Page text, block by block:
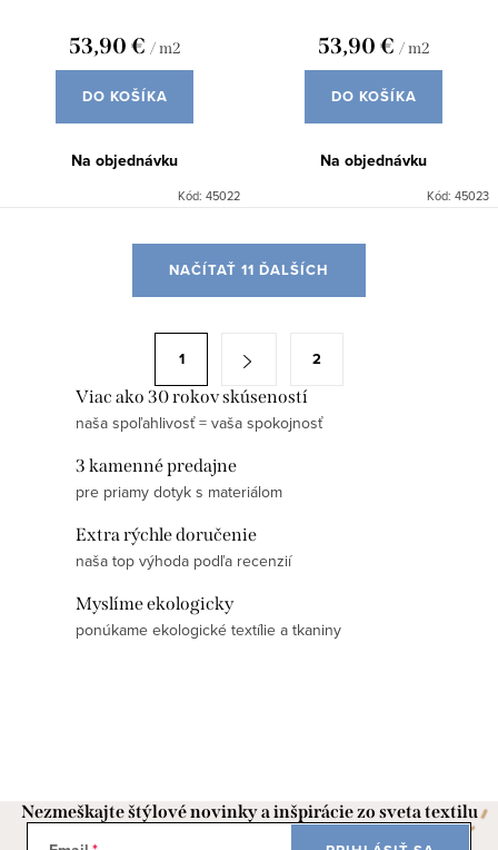
53,90 € / m2
DO KOŠÍKA
Na objednávku
Kód: 45022
53,90 € / m2
DO KOŠÍKA
Na objednávku
Kód: 45023
u
NAČÍTAŤ 11 ĎALŠÍCH
1
2
Viac ako 30 rokov skúseností
naša spoľahlivosť = vaša spokojnosť
3 kamenné predajne
pre priamy dotyk s materiálom
Extra rýchle doručenie
naša top výhoda podľa recenzií
Myslíme ekologicky
ponúkame ekologické textílie a tkaniny
Nezmeškajte štýlové novinky a inšpirácie zo sveta textilu